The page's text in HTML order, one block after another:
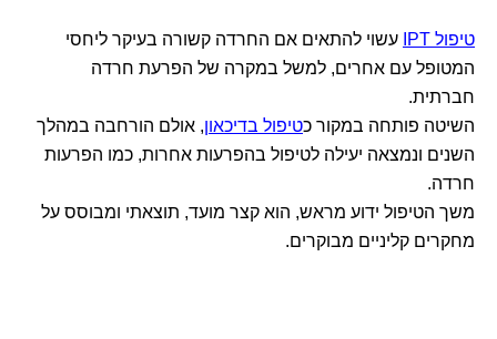
טיפול IPT
עשוי להתאים אם החרדה קשורה בעיקר ליחסי
המטופל עם אחרים, למשל במקרה של הפרעת חרדה
חברתית.
השיטה פותחה במקור כטיפול בדיכאון, אולם הורחבה במהלך
השנים ונמצאה יעילה לטיפול בהפרעות אחרות, כמו הפרעות
חרדה.
משך הטיפול ידוע מראש, הוא קצר מועד, תוצאתי ומבוסס על
מחקרים קליניים מבוקרים.